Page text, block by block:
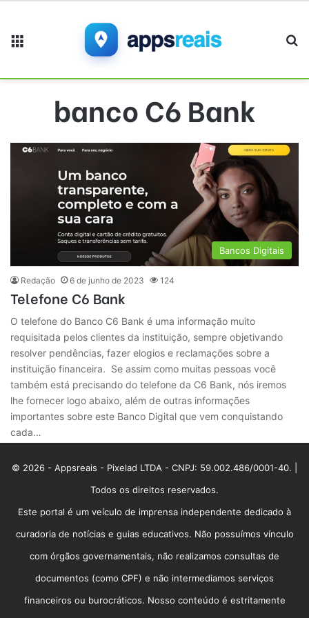
banco C6 Bank
Bancos Digitais
Redação 6 de junho de 2023 124
Telefone C6 Bank
O telefone do Banco C6 Bank é uma informação muito
requisitada pelos clientes da instituição, sempre objetivando
resolver pendências, fazer elogios e reclamações sobre a
instituição financeira. Se assim como muitas pessoas você
também está precisando do telefone da C6 Bank, nós iremos
lhe fornecer logo abaixo, além de outras informações
importantes sobre este Banco Digital que vem conquistando
cada…
© 2026 - Appsreais - Pixelad LTDA - CNPJ: 59.002.486/0001-40. |
Todos os direitos reservados.
Este portal é um veículo de imprensa independente dedicado à
curadoria de notícias e guias educativos. Não possuímos vínculo
com órgãos governamentais, não realizamos consultas de
documentos (como CPF) e não intermediamos serviços
financeiros ou burocráticos. Nosso conteúdo é estritamente